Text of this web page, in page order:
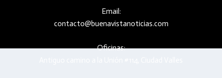
Email:
contacto@buenavistanoticias.com
Oficinas: